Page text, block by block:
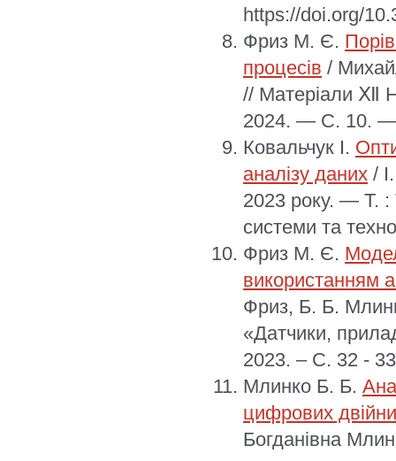
https://doi.org/
Фриз М. Є.
процесів /
// Матеріали Ⅻ
2024. — С. 10. —
Ковальчук І.
аналізу даних /
2023 року. — Т.
системи та
Фриз М. Є.
використанням
Фриз, Б. Б.
«Датчики,
2023. – C. 32 -
Млинко Б. Б.
цифрових
Богданівна